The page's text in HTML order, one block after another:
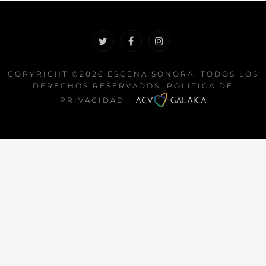
COPYRIGHT ©2026 ESCENA SONORA
. TODOS LOS
DERECHOS RESERVADOS. POLÍTICA DE
PRIVACIDAD
|